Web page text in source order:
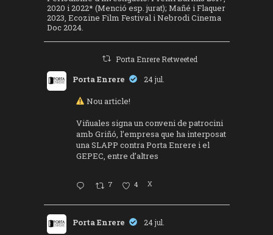
2020 i 2022* (Menció esp. jurat); Mañé i Flaquer
2023, Ecozine Film Festival i Nebrodi Cinema
Doc 2024.
Porta Enrere Retweeted
Porta Enrere 24 jul.
Nou article!
Viñuales signa un conveni de patrocini
amb Griñó, l’empresa que ha interposat
una SLAPP contra Porta Enrere i el
GEPEC, entre d’altres
7 4 X
Porta Enrere 24 jul.